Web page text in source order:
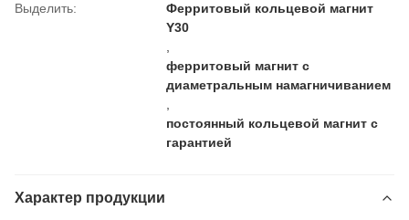
Выделить:
Ферритовый кольцевой магнит
Y30
ферритовый магнит с
диаметральным намагничиванием
постоянный кольцевой магнит с
гарантией
Характер продукции